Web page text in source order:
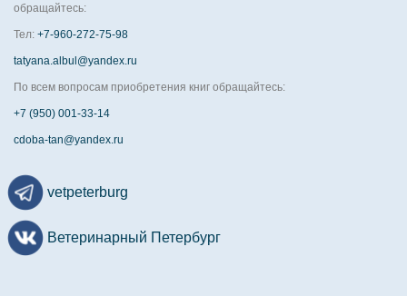
обращайтесь:
Тел: +7-960-272-75-98
tatyana.albul@yandex.ru
По всем вопросам приобретения книг обращайтесь:
+7 (950) 001-33-14
cdoba-tan@yandex.ru
vetpeterburg
Ветеринарный Петербург